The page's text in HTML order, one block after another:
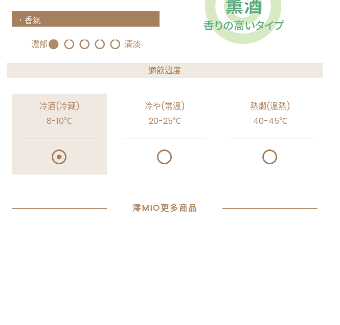
．香氣
濃郁 清淡
適飲溫度
冷酒(冷藏)
8-10℃
冷や(常溫)
20-25℃
熱燗(溫熱)
40-45℃
澪MIO更多商品